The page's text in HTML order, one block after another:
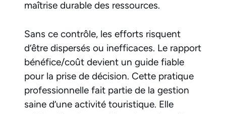
maîtrise durable des ressources.
Sans ce contrôle, les efforts risquent
d’être dispersés ou inefficaces. Le rapport
bénéfice/coût devient un guide fiable
pour la prise de décision. Cette pratique
professionnelle fait partie de la gestion
saine d’une activité touristique. Elle